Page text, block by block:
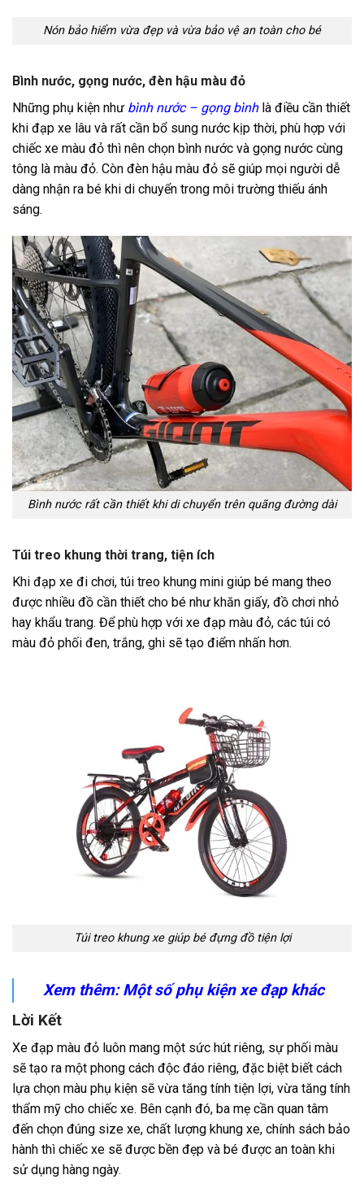
Nón bảo hiểm vừa đẹp và vừa bảo vệ an toàn cho bé
Bình nước, gọng nước, đèn hậu màu đỏ
Những phụ kiện như bình nước – gọng bìnhlà điều cần thiết
khi đạp xe lâu và rất cần bổ sung nước kịp thời, phù hợp với
chiếc xe màu đỏ thì nên chọn bình nước và gọng nước cùng
tông là màu đỏ. Còn đèn hậu màu đỏ sẽ giúp mọi người dễ
dàng nhận ra bé khi di chuyển trong môi trường thiếu ánh
sáng.
Bình nước rất cần thiết khi di chuyển trên quãng đường dài
Túi treo khung thời trang, tiện ích
Khi đạp xe đi chơi, túi treo khung mini giúp bé mang theo
được nhiều đồ cần thiết cho bé như khăn giấy, đồ chơi nhỏ
hay khẩu trang. Để phù hợp với xe đạp màu đỏ, các túi có
màu đỏ phối đen, trắng, ghi sẽ tạo điểm nhấn hơn.
Túi treo khung xe giúp bé đựng đồ tiện lợi
Xem thêm: Một sốphụ kiện xe đạp khác
Lời Kết
Xe đạp màu đỏ luôn mang một sức hút riêng, sự phối màu
sẽ tạo ra một phong cách độc đáo riêng, đặc biệt biết cách
lựa chọn màu phụ kiện sẽ vừa tăng tính tiện lợi, vừa tăng tính
thẩm mỹ cho chiếc xe. Bên cạnh đó, ba mẹ cần quan tâm
đến chọn đúng size xe, chất lượng khung xe, chính sách bảo
hành thì chiếc xe sẽ được bền đẹp và bé được an toàn khi
sử dụng hàng ngày.